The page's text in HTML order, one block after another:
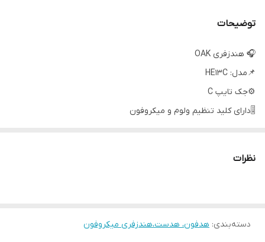
توضیحات
🎧 هندزفری OAK
📌مدل: HE13C
⚙️جک تایپ C
🎚دارای کلید تنظیم ولوم و میکروفون
نظرات
دسته‌بندی: هدفون، هدست،هندزفری میکروفون